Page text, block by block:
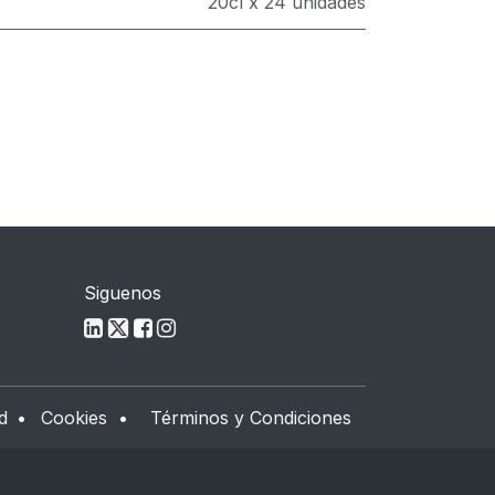
Siguenos
• Cookies • Términos y Condiciones